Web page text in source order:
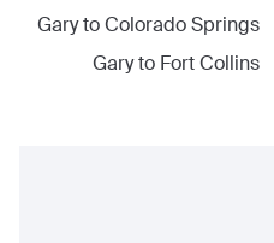
GarytoColorado Springs
Garyto Fort Collins